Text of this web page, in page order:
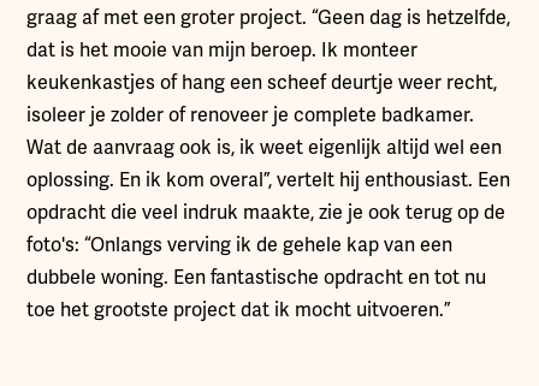
graag af met een groter project. “Geen dag is hetzelfde,
dat is het mooie van mijn beroep. Ik monteer
keukenkastjes of hang een scheef deurtje weer recht,
isoleer je zolder of renoveer je complete badkamer.
Wat de aanvraag ook is, ik weet eigenlijk altijd wel een
oplossing. En ik kom overal”, vertelt hij enthousiast. Een
opdracht die veel indruk maakte, zie je ook terug op de
foto's: “Onlangs verving ik de gehele kap van een
dubbele woning. Een fantastische opdracht en tot nu
toe het grootste project dat ik mocht uitvoeren.”